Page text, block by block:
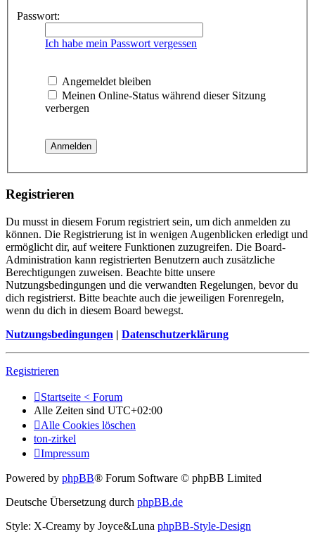
Passwort:
Ich habe mein Passwort vergessen
Angemeldet bleiben
Meinen Online-Status während dieser Sitzung
verbergen
Registrieren
Du musst in diesem Forum registriert sein, um dich anmelden zu
können. Die Registrierung ist in wenigen Augenblicken erledigt und
ermöglicht dir, auf weitere Funktionen zuzugreifen. Die Board-
Administration kann registrierten Benutzern auch zusätzliche
Berechtigungen zuweisen. Beachte bitte unsere
Nutzungsbedingungen und die verwandten Regelungen, bevor du
dich registrierst. Bitte beachte auch die jeweiligen Forenregeln,
wenn du dich in diesem Board bewegst.
Nutzungsbedingungen | Datenschutzerklärung
Registrieren
Startseite < Forum
Alle Zeiten sind UTC+02:00
Alle Cookies löschen
ton-zirkel
Impressum
Powered by phpBB® Forum Software © phpBB Limited
Deutsche Übersetzung durch phpBB.de
Style: X-Creamy by Joyce&Luna phpBB-Style-Design